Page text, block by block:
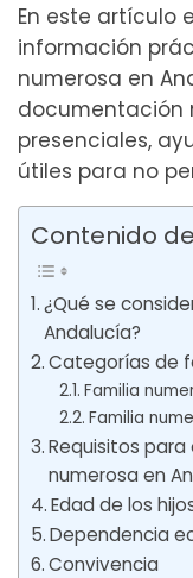
En este artículo
información
numerosa en
documentación
presenciales,
útiles para no
Contenido
¿Qué se
Andalucía?
Categorías de
Familia
Familia
Requisitos
numerosa en
Edad de los
Dependencia
Convivencia